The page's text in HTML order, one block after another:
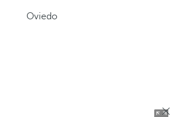
Oviedo